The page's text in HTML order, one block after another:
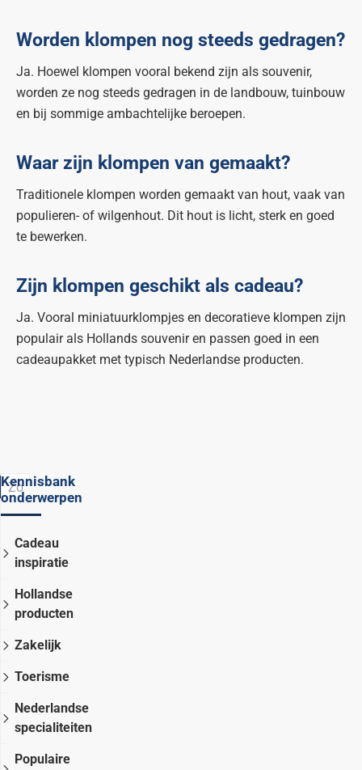
Worden klompen nog steeds gedragen?
Ja. Hoewel klompen vooral bekend zijn als souvenir,
worden ze nog steeds gedragen in de landbouw, tuinbouw
en bij sommige ambachtelijke beroepen.
Waar zijn klompen van gemaakt?
Traditionele klompen worden gemaakt van hout, vaak van
populieren- of wilgenhout. Dit hout is licht, sterk en goed
te bewerken.
Zijn klompen geschikt als cadeau?
Ja. Vooral miniatuurklompjes en decoratieve klompen zijn
populair als Hollands souvenir en passen goed in een
cadeaupakket met typisch Nederlandse producten.
Kennisbank
onderwerpen
Cadeau
inspiratie
Hollandse
producten
Zakelijk
Toerisme
Nederlandse
specialiteiten
Populaire